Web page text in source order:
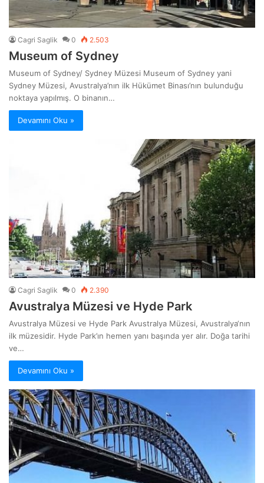
Cagri Saglik 0 2.503
Museum of Sydney
Museum of Sydney/ Sydney Müzesi Museum of Sydney yani
Sydney Müzesi, Avustralya’nın ilk Hükümet Binası’nın bulunduğu
noktaya yapılmış. O binanın…
Devamını Oku »
Cagri Saglik 0 2.390
Avustralya Müzesi ve Hyde Park
Avustralya Müzesi ve Hyde Park Avustralya Müzesi, Avustralya‘nın
ilk müzesidir. Hyde Park’ın hemen yanı başında yer alır. Doğa tarihi
ve…
Devamını Oku »